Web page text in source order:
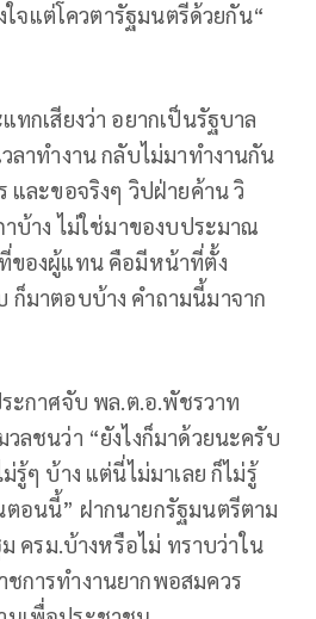
ใจแต่โควตารัฐมนตรีด้วยกัน“
ทกเสียงว่า อยากเป็นรัฐบาล
ลาทำงาน กลับไม่มาทำงานกัน
และขอจริงๆ วิปฝ่ายค้าน วิ
บ้าง ไม่ใช่มาของบประมาณ
ของผู้แทน คือมีหน้าที่ตั้ง
ก็มาตอบบ้าง คำถามนี้มาจาก
ะกาศจับ พล.ต.อ.พัชรวาท
ลชนว่า “ยังไงก็มาด้วยนะครับ
ๆ บ้าง แต่นี่ไม่มาเลย ก็ไม่รู้
อนนี้” ฝากนายกรัฐมนตรีตาม
ครม.บ้างหรือไม่ ทราบว่าใน
ชการทำงานยากพอสมควร